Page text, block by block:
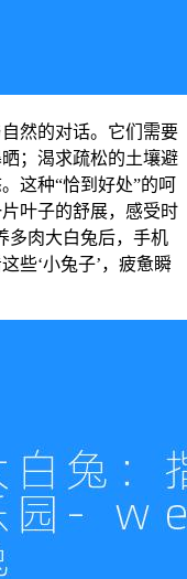
然的对话。它们需要
；渴求疏松的土壤避
这种“恰到好处”的呵
叶子的舒展，感受时
多肉大白兔后，手机
些‘小兔子’，疲惫瞬